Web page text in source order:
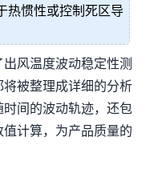
热惯性或控制死区导
风温度波动稳定性测
被整理成详细的分析
间的波动轨迹，还包
计算，为产品质量的